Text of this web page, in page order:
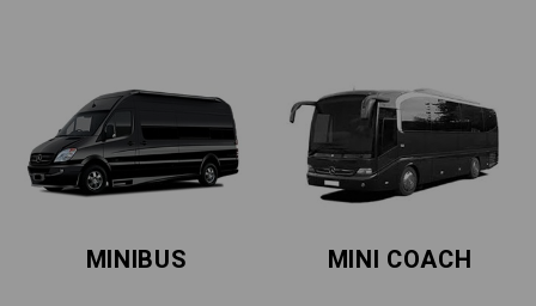
MINIBUS MINI COACH